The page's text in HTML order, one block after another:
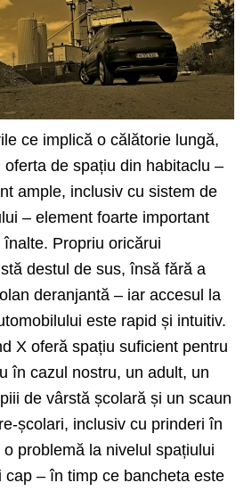
ce implică o călătorie lungă,
de spațiu din habitaclu –
ample, inclusiv cu sistem de
– element foarte important
Propriu oricărui
destul de sus, însă fără a
deranjantă – iar accesul la
este rapid și intuitiv.
X oferă spațiu suficient pentru
în cazul nostru, un adult, un
de vârstă școlară și un scaun
școlari, inclusiv cu prinderi în
problemă la nivelul spațiului
cap – în timp ce bancheta este